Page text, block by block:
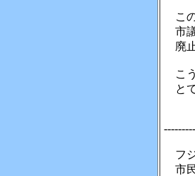
こ
市
廃止
こ
とて
フ
市民